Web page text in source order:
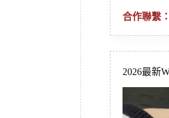
合作聯繫
2026最新